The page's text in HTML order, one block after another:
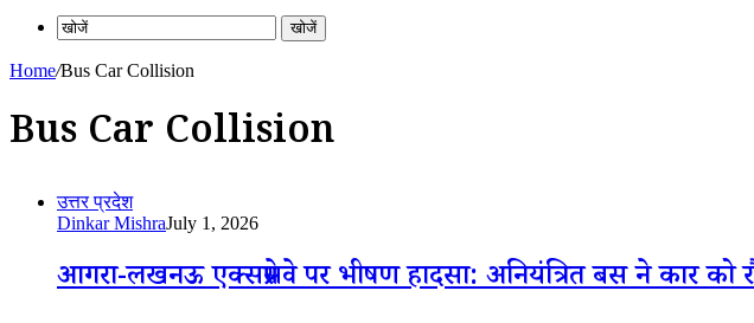
खोजें
Home/Bus Car Collision
Bus Car Collision
उत्तर प्रदेश
Dinkar MishraJuly 1, 2026
आगरा-लखनऊ एक्सप्रेसवे पर भीषण हादसा: अनियंत्रित बस ने कार को